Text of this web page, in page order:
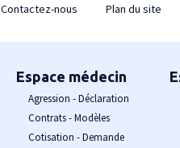
Contactez-nous Plan du site
Espace médecin
Agression - Déclaration
Contrats - Modèles
Cotisation - Demande